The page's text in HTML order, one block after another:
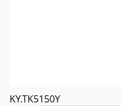
KY.TK5150Y